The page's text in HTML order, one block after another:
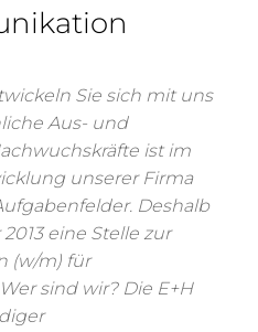
Sie sich mit uns
Aus- und
ist im
unserer Firma
Deshalb
eine Stelle zur
(w/m) für
sind wir? Die E+H